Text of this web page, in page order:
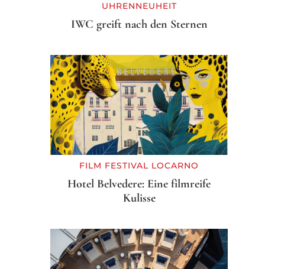
UHRENNEUHEIT
IWC greift nach den Sternen
FILM FESTIVAL LOCARNO
Hotel Belvedere: Eine filmreife
Kulisse